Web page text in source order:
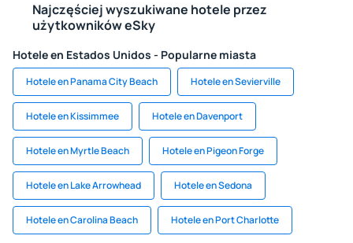
Najczęściej wyszukiwane hotele przez
użytkowników eSky
Hotele en Estados Unidos - Popularne miasta
Hotele en Panama City Beach Hotele en Sevierville
Hotele en Kissimmee Hotele en Davenport
Hotele en Myrtle Beach Hotele en Pigeon Forge
Hotele en Lake Arrowhead Hotele en Sedona
Hotele en Carolina Beach Hotele en Port Charlotte